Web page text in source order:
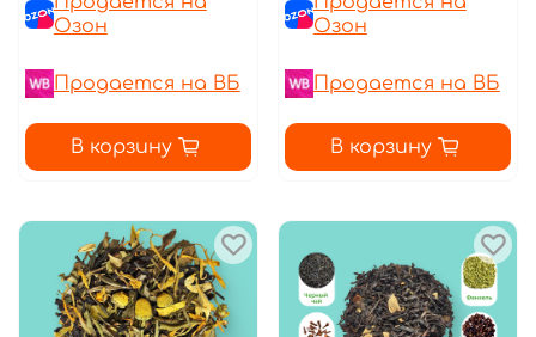
Озон
Продается на ВБ
В корзину
Озон
Продается на ВБ
В корзину